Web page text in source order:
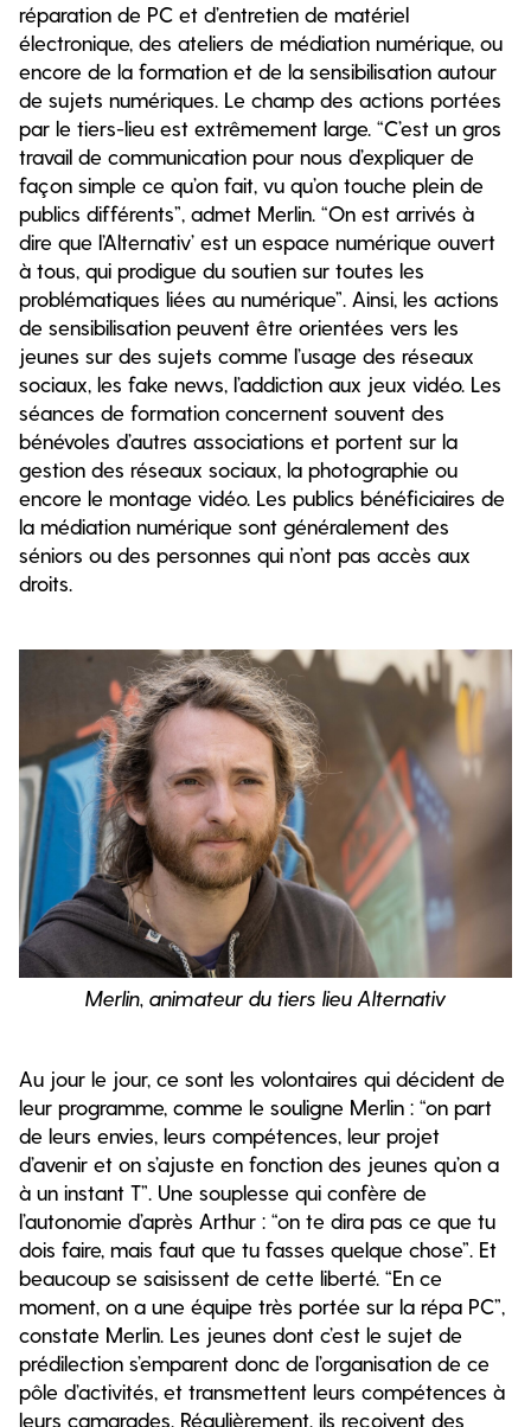
réparation de PC et d’entretien de matériel
électronique, des ateliers de médiation numérique, ou
encore de la formation et de la sensibilisation autour
de sujets numériques. Le champ des actions portées
par le tiers-lieu est extrêmement large. “C’est un gros
travail de communication pour nous d’expliquer de
façon simple ce qu’on fait, vu qu’on touche plein de
publics différents”, admet Merlin. “On est arrivés à
dire que l’Alternativ’ est un espace numérique ouvert
à tous, qui prodigue du soutien sur toutes les
problématiques liées au numérique”. Ainsi, les actions
de sensibilisation peuvent être orientées vers les
jeunes sur des sujets comme l’usage des réseaux
sociaux, les fake news, l’addiction aux jeux vidéo. Les
séances de formation concernent souvent des
bénévoles d’autres associations et portent sur la
gestion des réseaux sociaux, la photographie ou
encore le montage vidéo. Les publics bénéficiaires de
la médiation numérique sont généralement des
séniors ou des personnes qui n’ont pas accès aux
droits.
Merlin, animateur du tiers lieu Alternativ
Au jour le jour, ce sont les volontaires qui décident de
leur programme, comme le souligne Merlin : “on part
de leurs envies, leurs compétences, leur projet
d’avenir et on s’ajuste en fonction des jeunes qu’on a
à un instant T”. Une souplesse qui confère de
l’autonomie d’après Arthur : “on te dira pas ce que tu
dois faire, mais faut que tu fasses quelque chose”. Et
beaucoup se saisissent de cette liberté. “En ce
moment, on a une équipe très portée sur la répa PC”,
constate Merlin. Les jeunes dont c’est le sujet de
prédilection s’emparent donc de l’organisation de ce
pôle d’activités, et transmettent leurs compétences à
leurs camarades. Régulièrement, ils reçoivent des